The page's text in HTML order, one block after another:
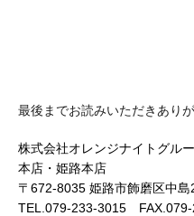
最後までお読みいただきあり
株式会社オレンジナイトグル
本店・姫路本店
〒672-8035 姫路市飾磨区中島
TEL.079-233-3015 FAX.079-